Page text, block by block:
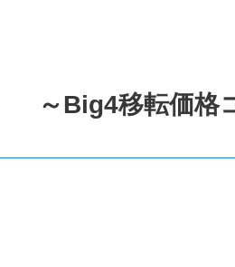
～Big4移転価格